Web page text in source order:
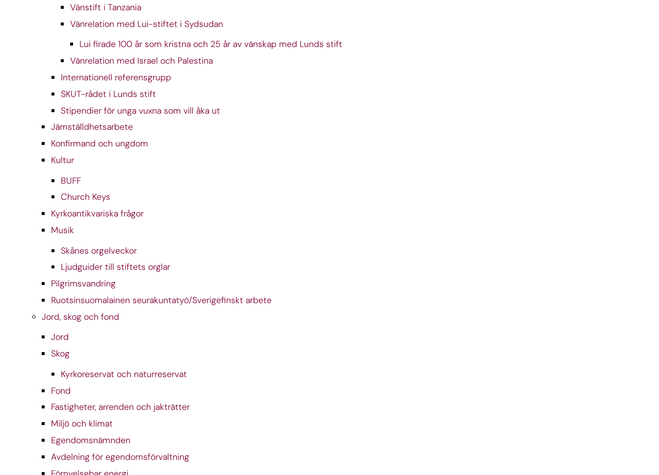
Vänstift i Tanzania
Vänrelation med Lui-stiftet i Sydsudan
Lui firade 100 år som kristna och 25 år av vänskap med Lunds stift
Vänrelation med Israel och Palestina
Internationell referensgrupp
SKUT-rådet i Lunds stift
Stipendier för unga vuxna som vill åka ut
Jämställdhetsarbete
Konfirmand och ungdom
Kultur
BUFF
Church Keys
Kyrkoantikvariska frågor
Musik
Skånes orgelveckor
Ljudguider till stiftets orglar
Pilgrimsvandring
Ruotsinsuomalainen seurakuntatyö/Sverigefinskt arbete
Jord, skog och fond
Jord
Skog
Kyrkoreservat och naturreservat
Fond
Fastigheter, arrenden och jakträtter
Miljö och klimat
Egendomsnämnden
Avdelning för egendomsförvaltning